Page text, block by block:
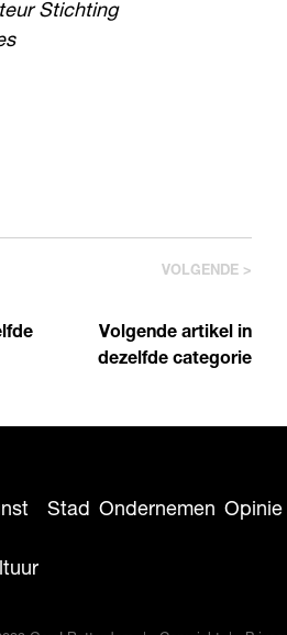
Stichting
VOLGENDE >
Volgende artikel in
dezelfde categorie
Stad Ondernemen Opinie